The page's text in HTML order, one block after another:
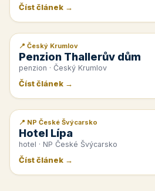
Číst článek →
📰 PR článek
📍 Český Krumlov
Penzion Thallerův dům
penzion · Český Krumlov
Číst článek →
📰 PR článek
📍 NP České Švýcarsko
Hotel Lípa
hotel · NP České Švýcarsko
Číst článek →